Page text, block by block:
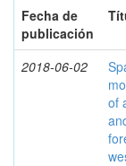
Fecha de
publicación
2018-06-02
of